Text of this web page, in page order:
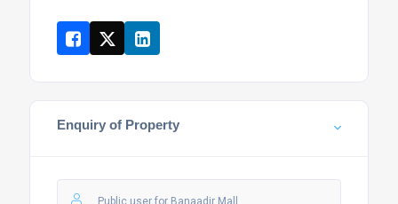
Enquiry of Property